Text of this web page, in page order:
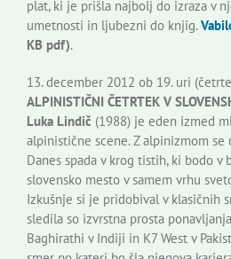
plat, ki je prišla najbolj do izraza v
umetnosti in ljubezni do knjig.
KB pdf).
13. december 2012 ob 19. uri
ALPINISTIČNI ČETRTEK V
Luka Lindič (1988) je eden izmed
alpinistične scene. Z alpinizmom se
Danes spada v krog tistih, ki bodo v
slovensko mesto v samem vrhu
Izkušnje si je pridobival v klasičnih
sledila so izvrstna prosta
Baghirathi v Indiji in K7 West v